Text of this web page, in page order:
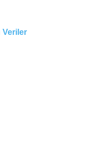
Veriler